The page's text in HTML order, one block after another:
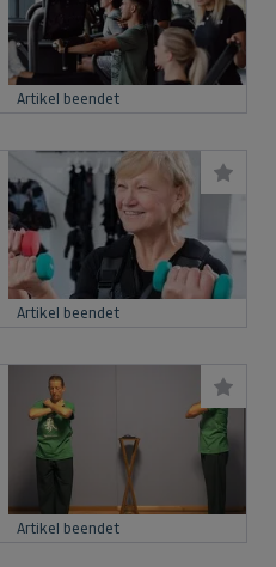
Artikel beendet
Artikel beendet
Artikel beendet